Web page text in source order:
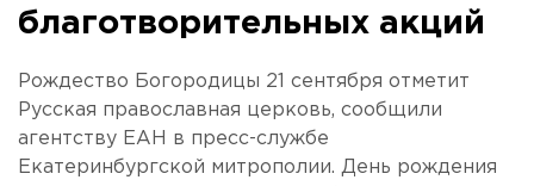
благотворительных акций
Рождество Богородицы 21 сентября отметит
Русская православная церковь, сообщили
агентству ЕАН в пресс-службе
Екатеринбургской митрополии. День рождения